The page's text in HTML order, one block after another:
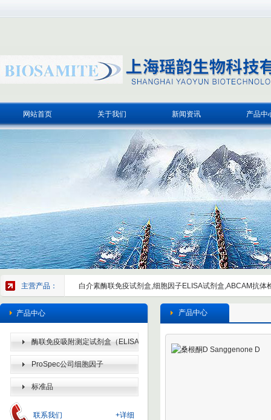
网站首页 关于我们 新闻资讯 产品中
主营产品： 白介素酶联免疫试剂盒,细胞因子ELISA试剂盒,ABCAM抗体
产品中心
酶联免疫吸附测定试剂盒（ELISA
KIT） ProSpec公司细胞因子
标准品
+详细
联系我们
产品中心